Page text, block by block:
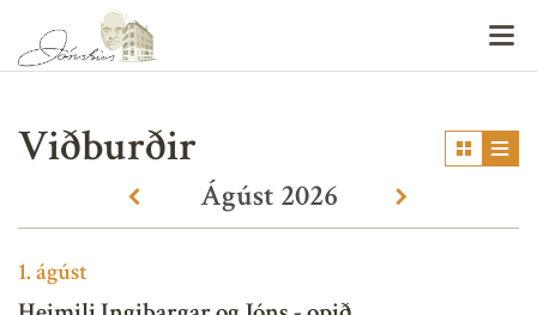
Viðburðir
Ágúst 2026
« »
1.ágúst